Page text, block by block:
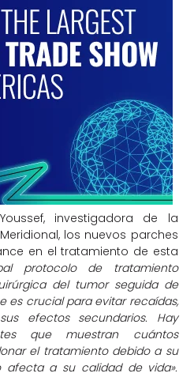
investigadora de la
los nuevos parches
en el tratamiento de esta
protocolo de tratamiento
del tumor seguida de
es crucial para evitar recaídas,
efectos secundarios. Hay
que muestran cuántos
el tratamiento debido a su
afecta a su calidad de vida».